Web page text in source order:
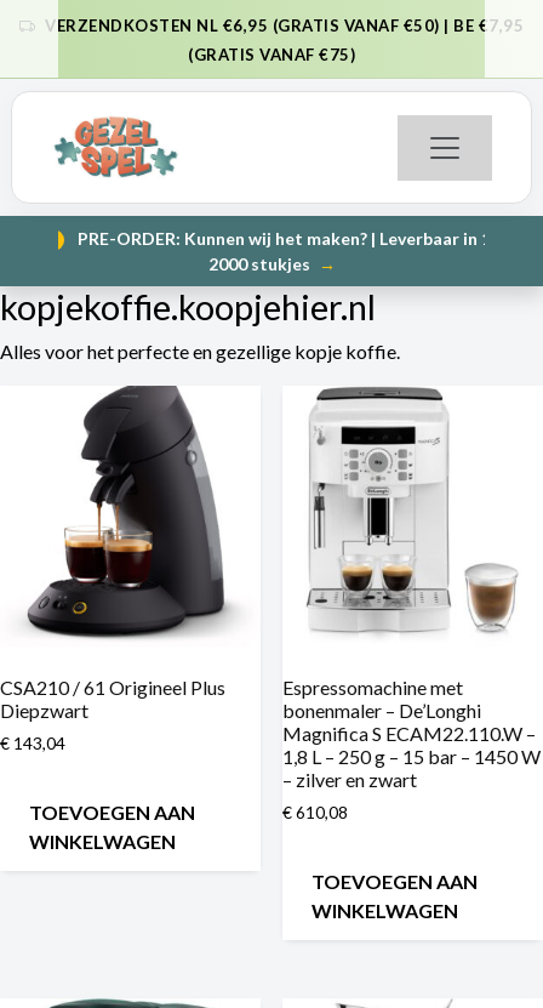
VERZENDKOSTEN NL €6,95 (GRATIS VANAF €50) | BE €7,95
(GRATIS VANAF €75)
PRE-ORDER: Kunnen wij het maken? | Leverbaar in 1000 en
2000 stukjes →
kopjekoffie.koopjehier.nl
Alles voor het perfecte en gezellige kopje koffie.
CSA210 / 61 Origineel Plus
Diepzwart
€ 143,04
TOEVOEGEN AAN
WINKELWAGEN
Espressomachine met
bonenmaler – De’Longhi
Magnifica S ECAM22.110.W –
1,8 L – 250 g – 15 bar – 1450 W
– zilver en zwart
€610,08
TOEVOEGEN AAN
WINKELWAGEN